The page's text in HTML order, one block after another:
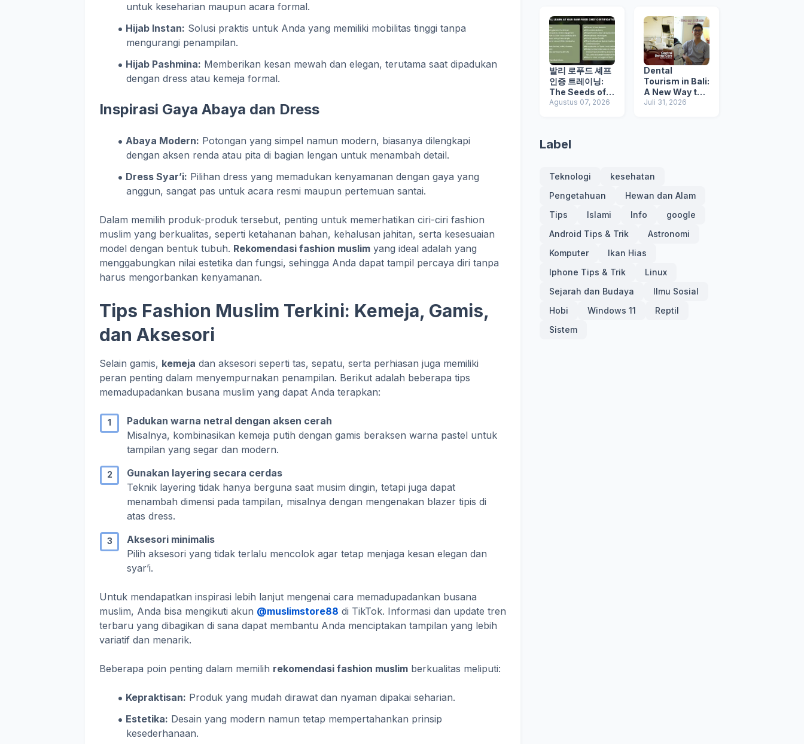
untuk keseharian maupun acara formal.
Hijab Instan: Solusi praktis untuk Anda yang memiliki mobilitas tinggi tanpa
mengurangi penampilan.
Hijab Pashmina: Memberikan kesan mewah dan elegan, terutama saat dipadukan
dengan dress atau kemeja formal.
Inspirasi Gaya Abaya dan Dress
Abaya Modern: Potongan yang simpel namun modern, biasanya dilengkapi
dengan aksen renda atau pita di bagian lengan untuk menambah detail.
Dress Syar’i: Pilihan dress yang memadukan kenyamanan dengan gaya yang
anggun, sangat pas untuk acara resmi maupun pertemuan santai.
Dalam memilih produk-produk tersebut, penting untuk memerhatikan ciri-ciri fashion
muslim yang berkualitas, seperti ketahanan bahan, kehalusan jahitan, serta kesesuaian
model dengan bentuk tubuh. Rekomendasi fashion muslim yang ideal adalah yang
menggabungkan nilai estetika dan fungsi, sehingga Anda dapat tampil percaya diri tanpa
harus mengorbankan kenyamanan.
Tips Fashion Muslim Terkini: Kemeja, Gamis,
dan Aksesori
Selain gamis, kemeja dan aksesori seperti tas, sepatu, serta perhiasan juga memiliki
peran penting dalam menyempurnakan penampilan. Berikut adalah beberapa tips
memadupadankan busana muslim yang dapat Anda terapkan:
Padukan warna netral dengan aksen cerah
Misalnya, kombinasikan kemeja putih dengan gamis beraksen warna pastel untuk
tampilan yang segar dan modern.
Gunakan layering secara cerdas
Teknik layering tidak hanya berguna saat musim dingin, tetapi juga dapat
menambah dimensi pada tampilan, misalnya dengan mengenakan blazer tipis di
atas dress.
Aksesori minimalis
Pilih aksesori yang tidak terlalu mencolok agar tetap menjaga kesan elegan dan
syar’i.
Untuk mendapatkan inspirasi lebih lanjut mengenai cara memadupadankan busana
muslim, Anda bisa mengikuti akun @muslimstore88 di TikTok. Informasi dan update tren
terbaru yang dibagikan di sana dapat membantu Anda menciptakan tampilan yang lebih
variatif dan menarik.
Beberapa poin penting dalam memilih rekomendasi fashion muslim berkualitas meliputi:
Kepraktisan: Produk yang mudah dirawat dan nyaman dipakai seharian.
Estetika: Desain yang modern namun tetap mempertahankan prinsip
kesederhanaan.
Berbasis SEO
för
blomsterlever
ans på Bali –
inklusive
Canggu, Ubud
och Jimbaran
발리 로푸드 셰프
인증 트레이닝:
The Seeds of
Life와 함께 생명
Agustus 07, 2026
Dental
Tourism in Bali:
A New Way to
Combine
Juli 31, 2026
Label
Teknologi
kesehatan
Pengetahuan
Hewan dan Alam
Tips
Islami Info
google
Android Tips & Trik
Astronomi
Komputer
Ikan Hias
Iphone Tips & Trik
Linux
Sejarah dan Budaya
Ilmu Sosial
Hobi
Windows 11
Reptil
Sistem